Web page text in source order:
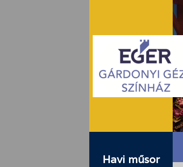
Havi műsor